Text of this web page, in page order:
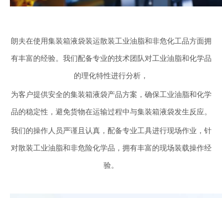
朗夫在使用集装箱液袋装运散装工业油脂和非危化工品方面拥
有丰富的经验。 我们配备专业的技术团队对工业油脂和化学品
的理化特性进行分析，
为客户提供安全的集装箱液袋产品方案，确保工业油脂和化学
品的稳定性，避免货物在运输过程中与集装箱液袋发生反应。
我们的操作人员严谨且认真，配备专业工具进行现场作业，针
对散装工业油脂和非危险化学品，拥有丰富的现场装载操作经
验。